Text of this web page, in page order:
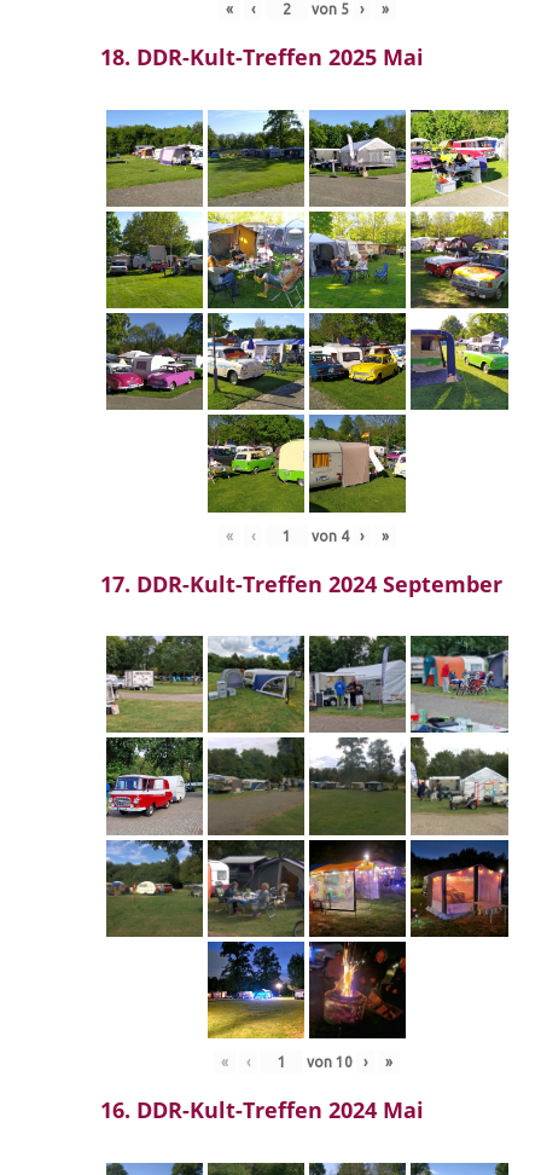
« ‹ von 5 › »
18. DDR-Kult-Treffen 2025 Mai
« ‹ von 4 › »
17. DDR-Kult-Treffen 2024 September
« ‹ von 10 › »
16. DDR-Kult-Treffen 2024 Mai